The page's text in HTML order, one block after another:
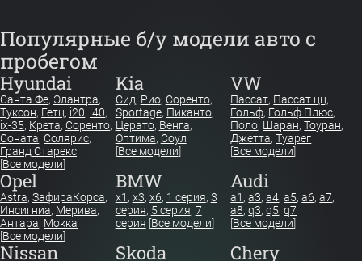
Популярные б/у модели авто с
пробегом
Hyundai
Санта Фе, Элантра,
Туксон, Гетц, i20, i40,
ix-35, Крета, Соренто,
Соната, Солярис,
Гранд Старекс
[Все модели]
Kia
Сид, Рио, Соренто,
Sportage, Пиканто,
Церато, Венга,
Оптима, Соул
[Все модели]
VW
Пассат, Пассат цц,
Гольф, Гольф Плюс,
Поло, Шаран,Тоуран,
Джетта,Туарег
[Все модели]
Opel
Astra, ЗафираКорса,
Инсигниа, Мерива,
Антара, Мокка
[Все модели]
BMW
x1 , x3, x6, 1 серия, 3
серия, 5 серия, 7
серия [Все модели]
Audi
a1 ,a3,a4,a5,a6,a7,
a8,q3,q5,q7
[Все модели]
Nissan Skoda Chery